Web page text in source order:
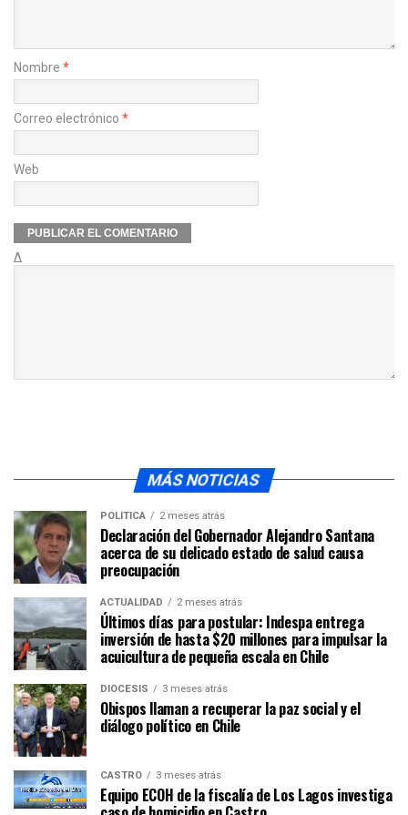
Nombre *
Correo electrónico *
Web
Δ
MÁS NOTICIAS
POLÍTICA 2 meses atrás
Declaración del Gobernador Alejandro Santana
acerca de su delicado estado de salud causa
preocupación
ACTUALIDAD 2 meses atrás
Últimos días para postular: Indespa entrega
inversión de hasta $20 millones para impulsar la
acuicultura de pequeña escala en Chile
DIÓCESIS 3 meses atrás
Obispos llaman a recuperar la paz social y el
diálogo político en Chile
CASTRO 3 meses atrás
Equipo ECOH de la fiscalía de Los Lagos investiga